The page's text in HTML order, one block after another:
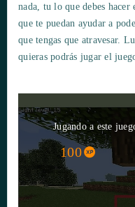
nada, tu lo que debes hacer
que te puedan ayudar a
que tengas que atravesar.
quieras podrás jugar el
Jugando a este
100